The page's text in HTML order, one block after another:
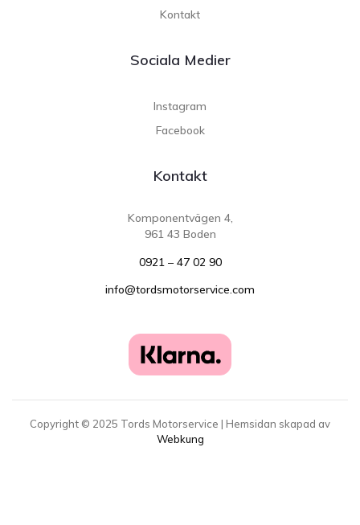
Kontakt
Sociala Medier
Instagram
Facebook
Kontakt
Komponentvägen 4,
961 43 Boden
0921 – 47 02 90
info@tordsmotorservice.com
Copyright © 2025 Tords Motorservice | Hemsidan skapad av
Webkung